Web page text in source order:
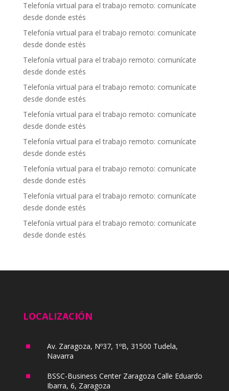
Telefonía virtual para el trabajo remoto: comunícate
desde donde estés
Telefonía virtual para el trabajo remoto: comunícate
desde donde estés
Telefonía virtual para el trabajo remoto: comunícate
desde donde estés
Telefonía virtual para el trabajo remoto: comunícate
desde donde estés
Telefonía virtual para el trabajo remoto: comunícate
desde donde estés
Telefonía virtual para el trabajo remoto: comunícate
desde donde estés
Telefonía virtual para el trabajo remoto: comunícate
desde donde estés
Telefonía virtual para el trabajo remoto: comunícate
desde donde estés
Telefonía virtual para el trabajo remoto: comunícate
desde donde estés
LOCALIZACIÓN
^
Av. Zaragoza, Nº37, 1ºB, 31500 Tudela,
Navarra
^
BSSC-Business Center Zaragoza Calle Eduardo
Ibarra, 6, Zaragoza